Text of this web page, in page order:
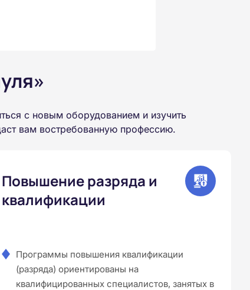
с новым оборудованием и изучить
вам востребованную профессию.
Повышение разряда и
квалификации
Программы повышения квалификации
(разряда) ориентированы на
квалифицированных специалистов, занятых в